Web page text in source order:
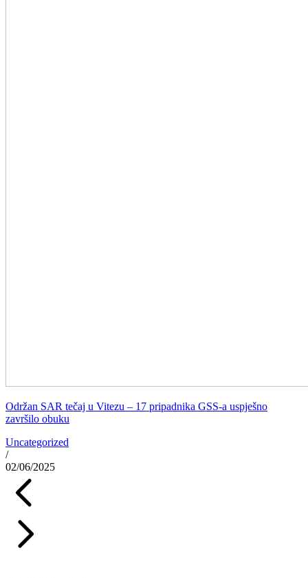
Održan SAR tečaj u Vitezu – 17 pripadnika GSS-a uspješno
završilo obuku
Uncategorized
/
02/06/2025